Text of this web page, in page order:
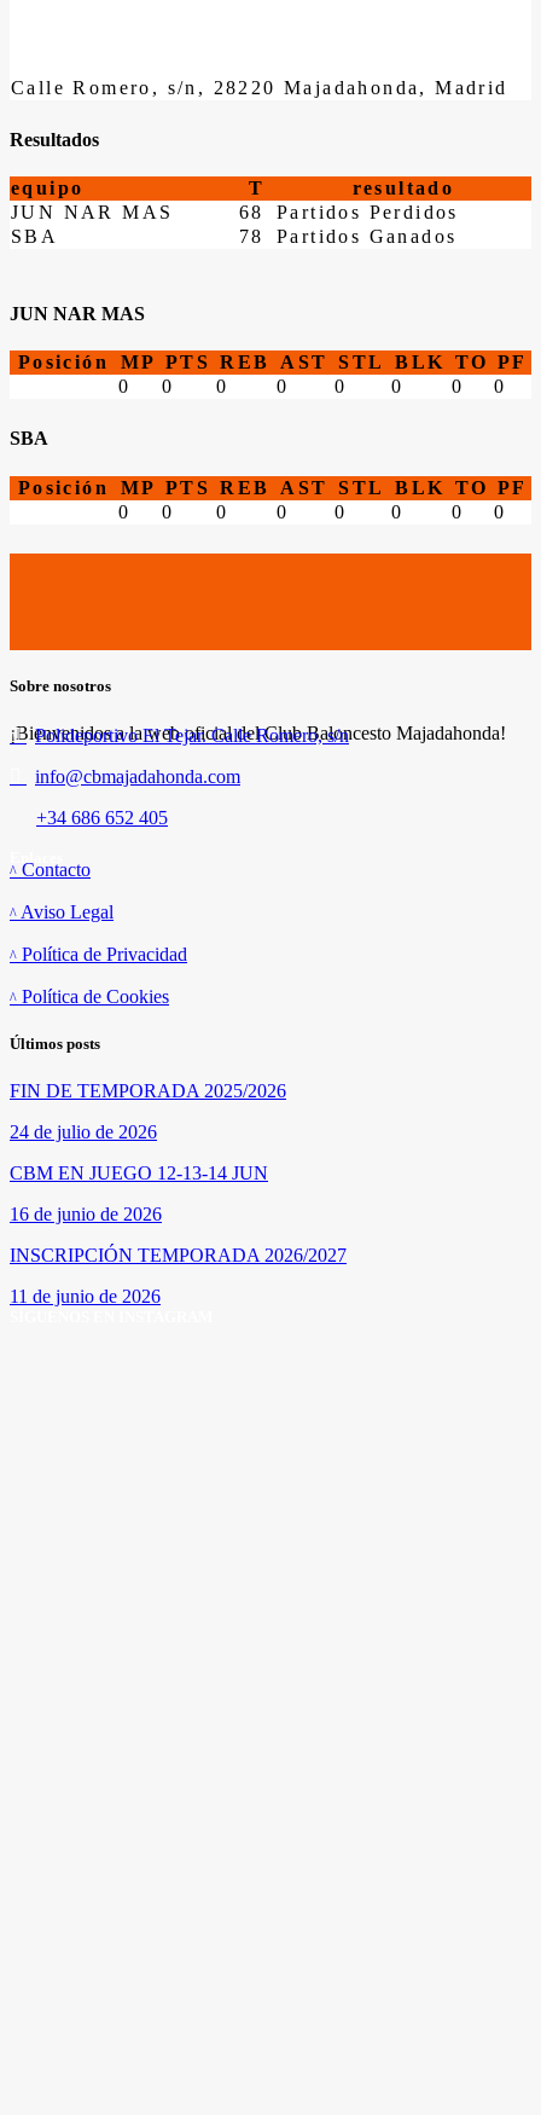
Calle Romero, s/n, 28220 Majadahonda, Madrid
Resultados
equipo T
resultado
JUN NAR MAS
68
Partidos Perdidos
SBA
78 Partidos Ganados
JUN NAR MAS
Posición MP PTS REB AST STL BLK TO PF
0
0 0 0 0 0 0 0
SBA
Posición MP PTS REB AST STL BLK TO PF
0
0 0 0 0 0 0 0
Sobre nosotros
¡Bienvenidos a la web oficial del Club Baloncesto Majadahonda!
Polideportivo El Tejar. Calle Romero, s/n
info@cbmajadahonda.com
+34 686 652 405
Contacto
Aviso Legal
Política de Privacidad
Política de Cookies
Últimos posts
FIN DE TEMPORADA 2025/2026
24 de julio de 2026
CBM EN JUEGO 12-13-14 JUN
16 de junio de 2026
INSCRIPCIÓN TEMPORADA 2026/2027
11 de junio de 2026